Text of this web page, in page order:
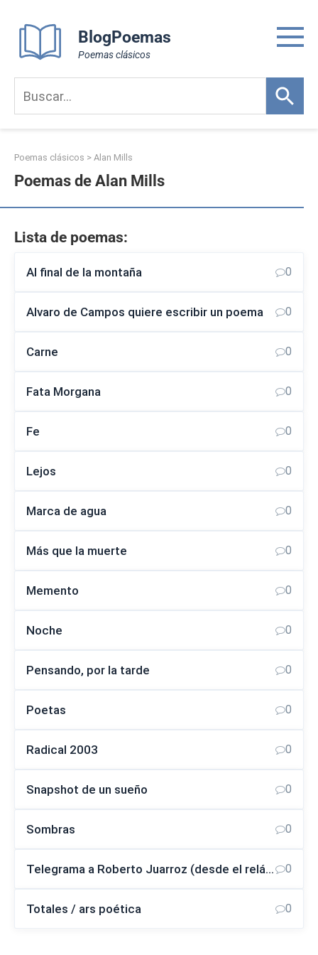
content
BlogPoemas
Poemas clásicos
Poemas clásicos > Alan Mills
Poemas de Alan Mills
Lista de poemas:
Al final de la montaña 0
Alvaro de Campos quiere escribir un poema 0
Carne 0
Fata Morgana 0
Fe 0
Lejos 0
Marca de agua 0
Más que la muerte 0
Memento 0
Noche 0
Pensando, por la tarde 0
Poetas 0
Radical 2003 0
Snapshot de un sueño 0
Sombras 0
Telegrama a Roberto Juarroz (desde el relámpago) 0
Totales / ars poética 0